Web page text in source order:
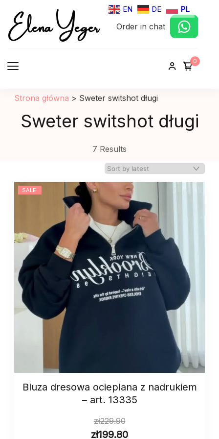
EN DE PL
Elena Yeger
Sklep internetowy odziez damska
Order in chat
0
Strona główna > Sweter switshot długi
Sweter switshot długi
7 Results
SALE!
Bluza dresowa ocieplana z nadrukiem
– art. 13335
zł229.90
zł199.80